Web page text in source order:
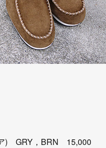
) GRY，BRN 15,000